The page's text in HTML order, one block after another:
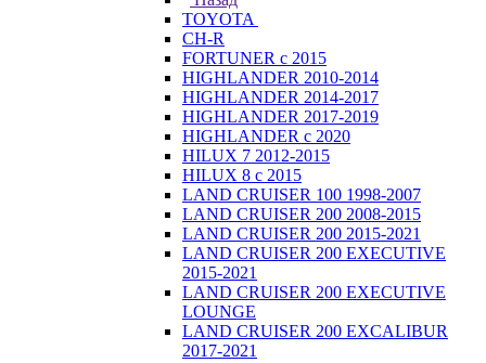
TOYOTA
CH-R
FORTUNER с 2015
HIGHLANDER 2010-2014
HIGHLANDER 2014-2017
HIGHLANDER 2017-2019
HIGHLANDER с 2020
HILUX 7 2012-2015
HILUX 8 с 2015
LAND CRUISER 100 1998-2007
LAND CRUISER 200 2008-2015
LAND CRUISER 200 2015-2021
LAND CRUISER 200 EXECUTIVE
2015-2021
LAND CRUISER 200 EXECUTIVE
LOUNGE
LAND CRUISER 200 EXCALIBUR
2017-2021